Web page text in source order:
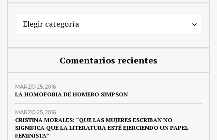
Secciones
Elegir categoría
Secciones
Comentarios recientes
MARZO 25, 2016
LA HOMOFOBIA DE HOMERO SIMPSON
MARZO 25, 2016
CRISTINA MORALES: “QUE LAS MUJERES ESCRIBAN NO
SIGNIFICA QUE LA LITERATURA ESTÉ EJERCIENDO UN PAPEL
FEMINISTA”